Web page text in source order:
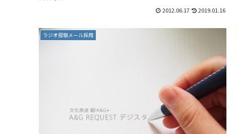
2012.06.17 2019.01.16
ラジオ投稿メール採用